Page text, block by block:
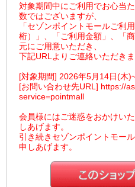
対象期間中にご利用でお心当
数ではございますが、
「セゾンポイントモールご利
桁）」、「ご利用金額」、「
元にご用意いただき、
下記URLよりご連絡いただき
[対象期間] 2026年5月14日(木
[お問い合わせ先URL] https://
service=pointmall
会員様にはご迷惑をおかけい
しあげます。
引き続きセゾンポイントモー
申しあげます。